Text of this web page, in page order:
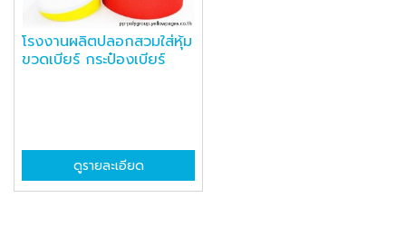
โรงงานผลิตปลอกสวมใส่หุ้ม
ขวดเบียร์ กระป๋องเบียร์
ดูรายละเอียด